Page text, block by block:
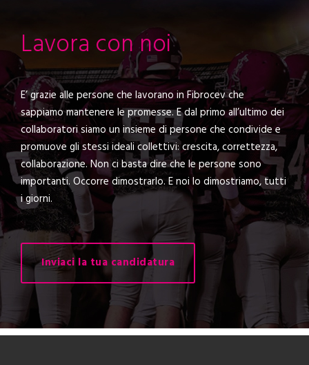
Lavora con noi
E’ grazie alle persone che lavorano in Fibrocev che
sappiamo mantenere le promesse. E dal primo all’ultimo dei
collaboratori siamo un insieme di persone che condivide e
promuove gli stessi ideali collettivi: crescita, correttezza,
collaborazione. Non ci basta dire che le persone sono
importanti. Occorre dimostrarlo. E noi lo dimostriamo, tutti
i giorni.
Inviaci la tua candidatura